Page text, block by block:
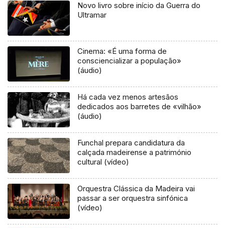
Novo livro sobre início da Guerra do
Ultramar
Cinema: «É uma forma de
consciencializar a população»
(áudio)
Há cada vez menos artesãos
dedicados aos barretes de «vilhão»
(áudio)
Funchal prepara candidatura da
calçada madeirense a património
cultural (vídeo)
Orquestra Clássica da Madeira vai
passar a ser orquestra sinfónica
(vídeo)